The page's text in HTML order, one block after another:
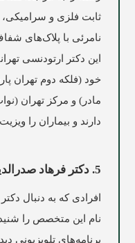
ثابت فلزی و سرامیکی،
نامرئی با پلاک‌های
این دکتر ارتودنسی
خود (فلکه دوم تهران
مادر) و مرکز تهران
دارند و بیماران را
5. دکتر فرهاد صدرالدینی
افرادی که به دنبال
نام این متخصص را
برنامه‌های تلویزیونی